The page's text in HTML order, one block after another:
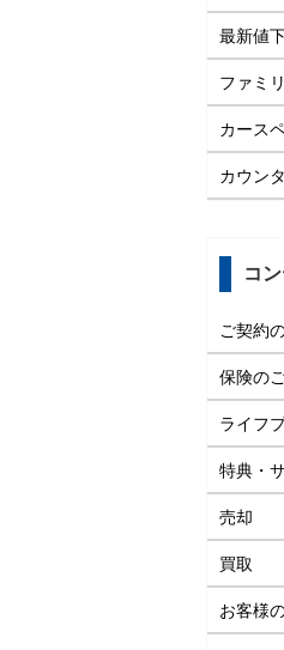
最新値
ファミ
カース
カウン
コ
ご契約
保険の
ライフ
特典・
売却
買取
お客様